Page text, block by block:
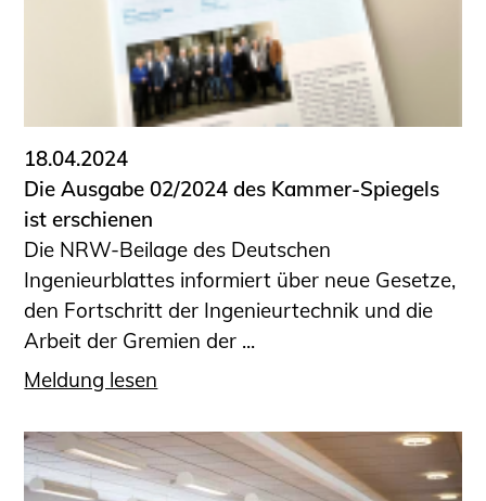
18.04.2024
Die Ausgabe 02/2024 des Kammer-Spiegels
ist erschienen
Die NRW-Beilage des Deutschen
Ingenieurblattes informiert über neue Gesetze,
den Fortschritt der Ingenieurtechnik und die
Arbeit der Gremien der ...
Meldung lesen